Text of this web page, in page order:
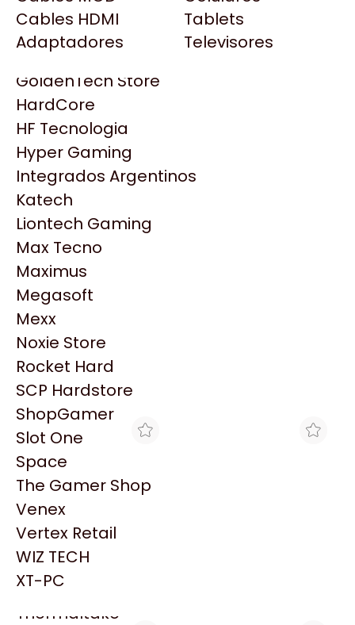
Cables HDMI
Adaptadores
Tablets
Televisores
Genesis
Genius
HP
HyperX
INNO3D
Intel
Kingston
Lenovo
Logitech
MSI
NVIDIA GeForce
NZXT
PNY
Palit
Philips
PowerColor
Razer
Redragon
Samsung
Sandisk
Sapphire
Seagate
Sentey
Solarmax
Thermaltake
Full H4rd
Gaming City
Gezatek
GoldenTech Store
HardCore
HF Tecnologia
Hyper Gaming
Integrados Argentinos
Katech
Liontech Gaming
Max Tecno
Maximus
Megasoft
Mexx
Noxie Store
Rocket Hard
SCP Hardstore
ShopGamer
Slot One
Space
The Gamer Shop
Venex
Vertex Retail
WIZ TECH
XT-PC
Productos
Similares
Explorá más productos similares
BLACK
GRABA DVD HPE 9.5MM
DL360E/P
$29.581